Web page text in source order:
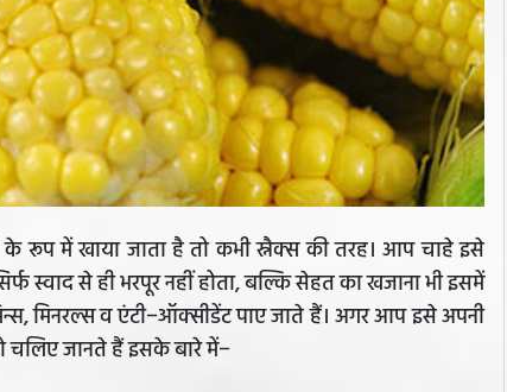
रूप में खाया जाता है तो कभी स्नैक्स की तरह। आप चाहे इसे
स्वाद से ही भरपूर नहीं होता, बल्कि सेहत का खजाना भी इसमें
मिनरल्स व एंटी−ऑक्सीडेंट पाए जाते हैं। अगर आप इसे अपनी
चलिए जानते हैं इसके बारे में−